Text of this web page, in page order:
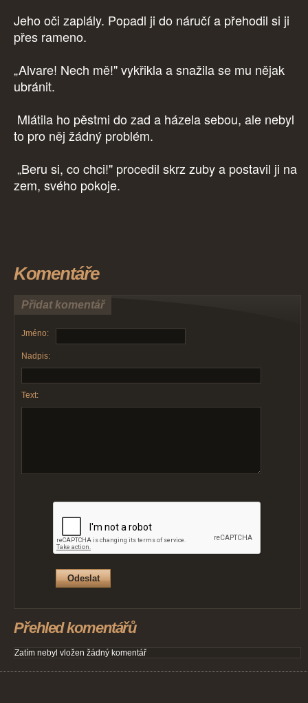
Jeho oči zaplály. Popadl ji do náručí a přehodil si ji
přes rameno.
„Alvare! Nech mě!" vykřikla a snažila se mu nějak
ubránit.
Mlátila ho pěstmi do zad a házela sebou, ale nebyl
to pro něj žádný problém.
„Beru si, co chci!" procedil skrz zuby a postavil ji na
zem, svého pokoje.
Komentáře
Přidat komentář
Jméno:
Nadpis:
Text:
Přehled komentářů
Zatím nebyl vložen žádný komentář